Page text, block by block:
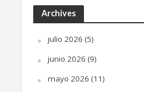
Archives
julio 2026 (5)
junio 2026 (9)
mayo 2026 (11)